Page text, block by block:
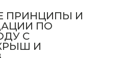
ПРИНЦИПЫ И
ПО
С
И